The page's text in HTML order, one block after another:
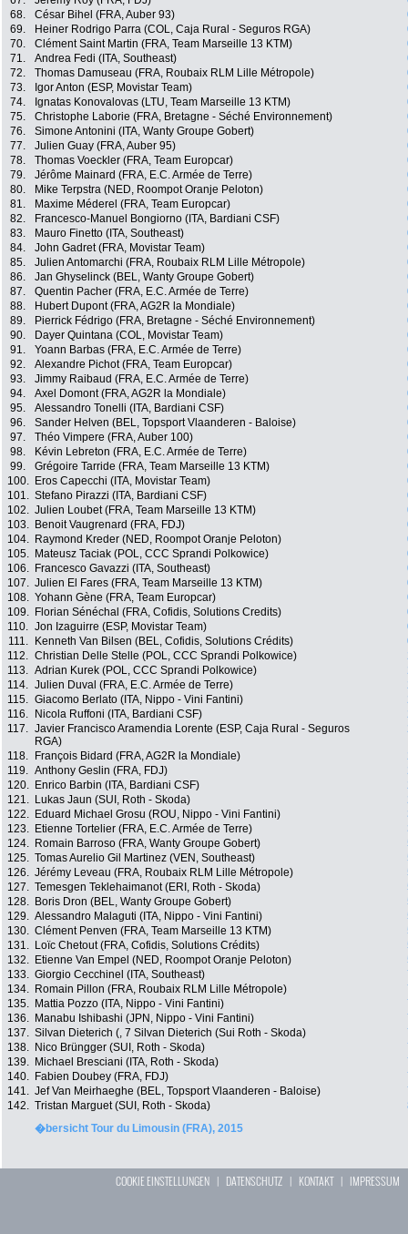
68.
César Bihel (FRA, Auber 93)
69.
Heiner Rodrigo Parra (COL, Caja Rural - Seguros RGA)
70.
Clément Saint Martin (FRA, Team Marseille 13 KTM)
71.
Andrea Fedi (ITA, Southeast)
72.
Thomas Damuseau (FRA, Roubaix RLM Lille Métropole)
73.
Igor Anton (ESP, Movistar Team)
74.
Ignatas Konovalovas (LTU, Team Marseille 13 KTM)
75.
Christophe Laborie (FRA, Bretagne - Séché Environnement)
76.
Simone Antonini (ITA, Wanty Groupe Gobert)
77.
Julien Guay (FRA, Auber 95)
78.
Thomas Voeckler (FRA, Team Europcar)
79.
Jérôme Mainard (FRA, E.C. Armée de Terre)
80.
Mike Terpstra (NED, Roompot Oranje Peloton)
81.
Maxime Méderel (FRA, Team Europcar)
82.
Francesco-Manuel Bongiorno (ITA, Bardiani CSF)
83.
Mauro Finetto (ITA, Southeast)
84.
John Gadret (FRA, Movistar Team)
85.
Julien Antomarchi (FRA, Roubaix RLM Lille Métropole)
86.
Jan Ghyselinck (BEL, Wanty Groupe Gobert)
87.
Quentin Pacher (FRA, E.C. Armée de Terre)
88.
Hubert Dupont (FRA, AG2R la Mondiale)
89.
Pierrick Fédrigo (FRA, Bretagne - Séché Environnement)
90.
Dayer Quintana (COL, Movistar Team)
91.
Yoann Barbas (FRA, E.C. Armée de Terre)
92.
Alexandre Pichot (FRA, Team Europcar)
93.
Jimmy Raibaud (FRA, E.C. Armée de Terre)
94.
Axel Domont (FRA, AG2R la Mondiale)
95.
Alessandro Tonelli (ITA, Bardiani CSF)
96.
Sander Helven (BEL, Topsport Vlaanderen - Baloise)
97.
Théo Vimpere (FRA, Auber 100)
98.
Kévin Lebreton (FRA, E.C. Armée de Terre)
99.
Grégoire Tarride (FRA, Team Marseille 13 KTM)
100.
Eros Capecchi (ITA, Movistar Team)
101. Stefano Pirazzi (ITA, Bardiani CSF)
102. Julien Loubet (FRA, Team Marseille 13 KTM)
103.
Benoit Vaugrenard (FRA, FDJ)
104.
Raymond Kreder (NED, Roompot Oranje Peloton)
105.
Mateusz Taciak (POL, CCC Sprandi Polkowice)
106.
Francesco Gavazzi (ITA, Southeast)
107. Julien El Fares (FRA, Team Marseille 13 KTM)
108. Yohann Gène (FRA, Team Europcar)
109.
Florian Sénéchal (FRA, Cofidis, Solutions Credits)
110. Jon Izaguirre (ESP, Movistar Team)
111.
Kenneth Van Bilsen (BEL, Cofidis, Solutions Crédits)
112. Christian Delle Stelle (POL, CCC Sprandi Polkowice)
113. Adrian Kurek (POL, CCC Sprandi Polkowice)
114. Julien Duval (FRA, E.C. Armée de Terre)
115. Giacomo Berlato (ITA, Nippo - Vini Fantini)
116.
Nicola Ruffoni (ITA, Bardiani CSF)
117. Javier Francisco Aramendia Lorente (ESP, Caja Rural - Seguros
RGA)
118. François Bidard (FRA, AG2R la Mondiale)
119. Anthony Geslin (FRA, FDJ)
120.
Enrico Barbin (ITA, Bardiani CSF)
121.
Lukas Jaun (SUI, Roth - Skoda)
122.
Eduard Michael Grosu (ROU, Nippo - Vini Fantini)
123.
Etienne Tortelier (FRA, E.C. Armée de Terre)
124.
Romain Barroso (FRA, Wanty Groupe Gobert)
125. Tomas Aurelio Gil Martinez (VEN, Southeast)
126. Jérémy Leveau (FRA, Roubaix RLM Lille Métropole)
127. Temesgen Teklehaimanot (ERI, Roth - Skoda)
128.
Boris Dron (BEL, Wanty Groupe Gobert)
129. Alessandro Malaguti (ITA, Nippo - Vini Fantini)
130. Clément Penven (FRA, Team Marseille 13 KTM)
131.
Loïc Chetout (FRA, Cofidis, Solutions Crédits)
132.
Etienne Van Empel (NED, Roompot Oranje Peloton)
133. Giorgio Cecchinel (ITA, Southeast)
134.
Romain Pillon (FRA, Roubaix RLM Lille Métropole)
135.
Mattia Pozzo (ITA, Nippo - Vini Fantini)
136.
Manabu Ishibashi (JPN, Nippo - Vini Fantini)
137. Silvan Dieterich (, 7 Silvan Dieterich (Sui Roth - Skoda)
138.
Nico Brüngger (SUI, Roth - Skoda)
139.
Michael Bresciani (ITA, Roth - Skoda)
140.
Fabien Doubey (FRA, FDJ)
141. Jef Van Meirhaeghe (BEL, Topsport Vlaanderen - Baloise)
142. Tristan Marguet (SUI, Roth - Skoda)
�bersicht Tour du Limousin (FRA), 2015
COOKIE EINSTELLUNGEN | DATENSCHUTZ | KONTAKT| IMPRESSUM